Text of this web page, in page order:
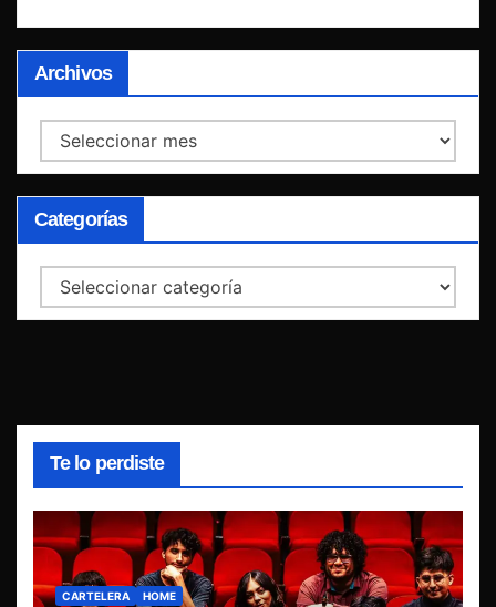
Archivos
Archivos
Categorías
Categorías
Te lo perdiste
CARTELERA HOME